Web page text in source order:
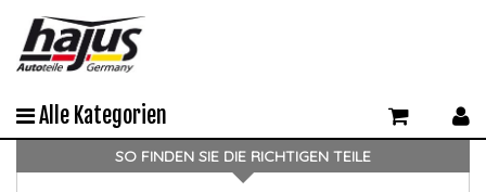
Alle Kategorien
SO FINDEN SIE DIE RICHTIGEN TEILE